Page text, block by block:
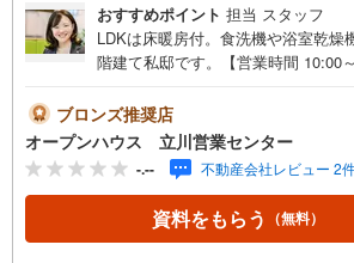
おすすめポイント 担当 スタッフ
LDKは床暖房付。食洗機や浴室乾燥
階建て私邸です。【営業時間 10:00
軽にご連絡ください！現地を見学さ
地を見学する（無料）」ボタンより
いただけますとスムーズにご案内が
案内について・平日や夜遅い時間帯
日を除く・経験豊富なスタッフが
いたします。・車でご自宅や最寄り
ブロンズ推奨店
オープンハウス 立川営業センター
-.-- 不動産会社レビュー 2
資料をもらう （無料）